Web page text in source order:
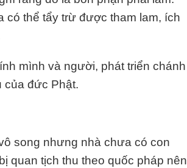
có thể tẩy trừ được tham lam, ích
mình và người, phát triển chánh
của đức Phật.
song nhưng nhà chưa có con
quan tịch thu theo quốc pháp nên